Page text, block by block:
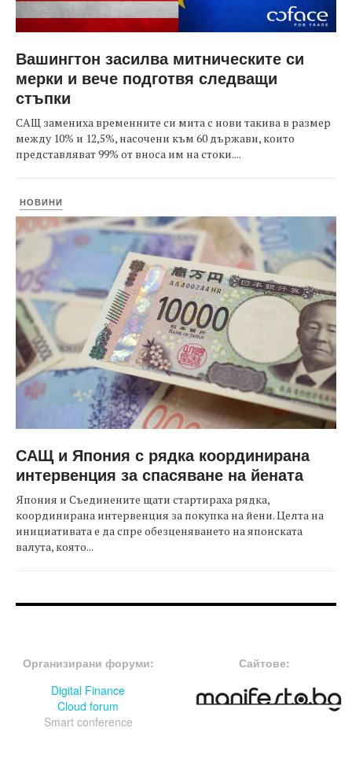
Вашингтон засилва митническите си
мерки и вече подготвя следващи
стъпки
САЩ замениха временните си мита с нови такива в размер
между 10% и 12,5%, насочени към 60 държави, които
представляват 99% от вноса им на стоки....
НОВИНИ
САЩ и Япония с рядка координирана
интервенция за спасяване на йената
Япония и Съединените щати стартираха рядка,
координирана интервенция за покупка на йени. Целта на
инициативата е да спре обезценяването на японската
валута, която...
Организирани форуми:
Digital Finance
Cloud forum
Smart conference
Сайтове: